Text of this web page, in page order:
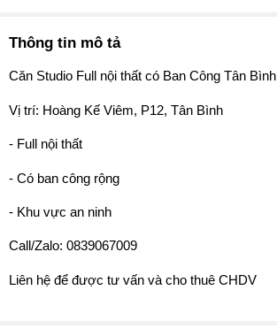
Thông tin mô tả
Căn Studio Full nội thất có Ban Công Tân Bình
Vị trí: Hoàng Kế Viêm, P12, Tân Bình
- Full nội thất
- Có ban công rộng
- Khu vực an ninh
Call/Zalo: 0839067009
Liên hệ để được tư vấn và cho thuê CHDV